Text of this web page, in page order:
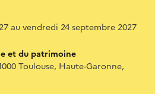
au vendredi 24 septembre 2027
et du patrimoine
Toulouse, Haute-Garonne,